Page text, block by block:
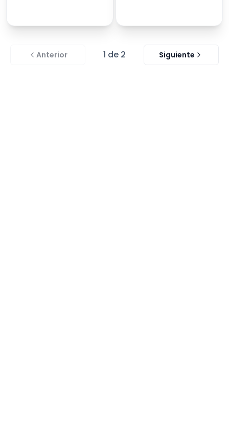
Anterior 1 de 2 Siguiente